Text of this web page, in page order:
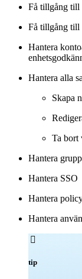
Få tillgång till
Få tillgång till
Hantera
Hantera alla
Skapa
Ta bort
Hantera
Hantera SSO
Hantera
Hantera

tip